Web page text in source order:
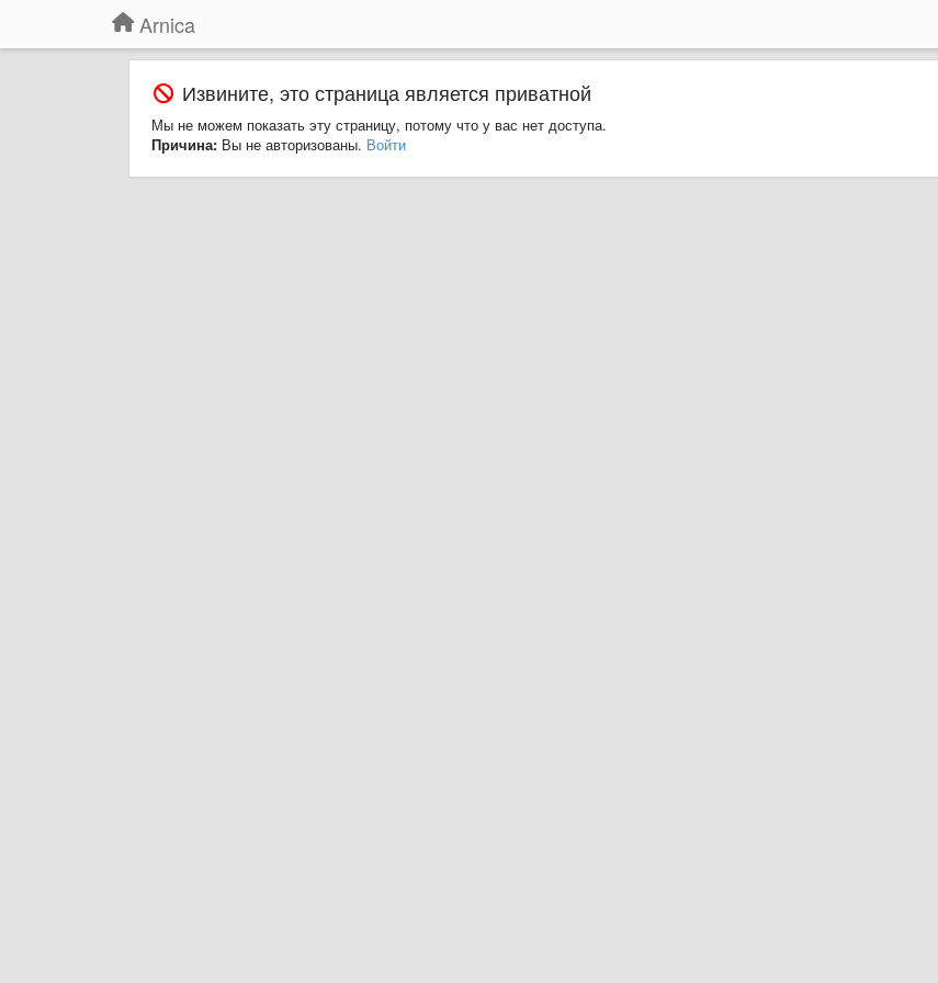
Arnica
Извините, это страница является приватной
Мы не можем показать эту страницу, потому что у вас нет доступа.
Причина: Вы не авторизованы. Войти